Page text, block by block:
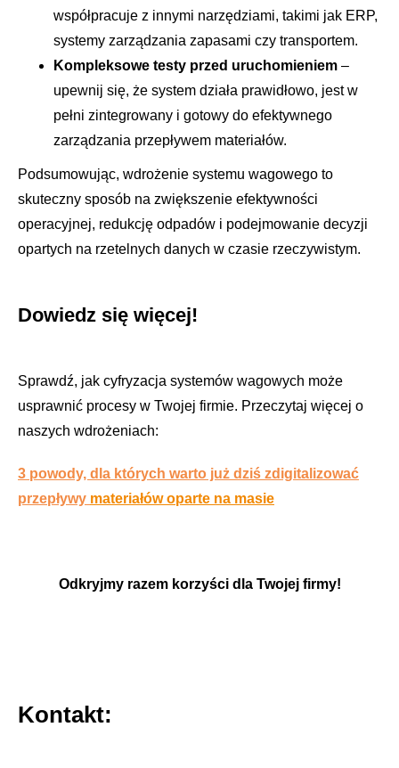
współpracuje z innymi narzędziami, takimi jak ERP,
systemy zarządzania zapasami czy transportem.
Kompleksowe testy przed uruchomieniem –
upewnij się, że system działa prawidłowo, jest w
pełni zintegrowany i gotowy do efektywnego
zarządzania przepływem materiałów.
Podsumowując, wdrożenie systemu wagowego to
skuteczny sposób na zwiększenie efektywności
operacyjnej, redukcję odpadów i podejmowanie decyzji
opartych na rzetelnych danych w czasie rzeczywistym.
Dowiedz się więcej!
Sprawdź, jak cyfryzacja systemów wagowych może
usprawnić procesy w Twojej firmie. Przeczytaj więcej o
naszych wdrożeniach:
3 powody, dla których warto już dziś zdigitalizować
przepływy materiałów oparte na masie
Odkryjmy razem korzyści dla Twojej firmy!
Kontakt: